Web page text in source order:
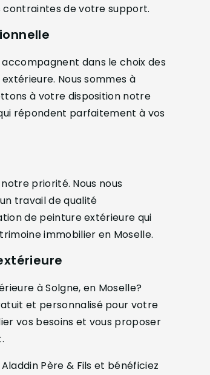
contraintes de votre support.
dans le choix des
Nous sommes à
à votre disposition notre
répondent parfaitement à vos
priorité. Nous nous
travail de qualité
de peinture extérieure qui
immobilier en Moselle.
à Solgne, en Moselle?
et personnalisé pour votre
vos besoins et vous proposer
Père & Fils et bénéficiez